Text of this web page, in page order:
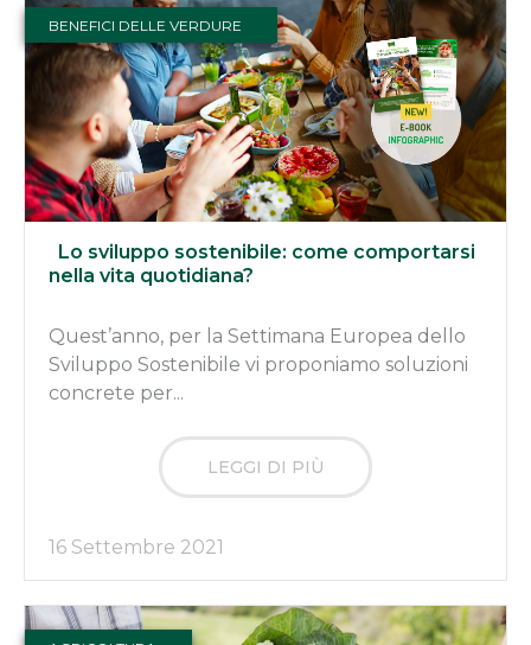
BENEFICI DELLE VERDURE
Lo sviluppo sostenibile: come comportarsi
nella vita quotidiana?
Quest’anno, per la Settimana Europea dello
Sviluppo Sostenibile vi proponiamo soluzioni
concrete per...
LEGGI DI PIÙ
16 Settembre 2021